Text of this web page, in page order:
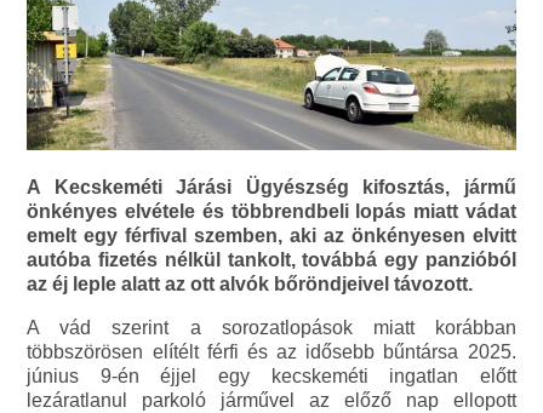
A Kecskeméti Járási Ügyészség kifosztás, jármű
önkényes elvétele és többrendbeli lopás miatt vádat
emelt egy férfival szemben, aki az önkényesen elvitt
autóba fizetés nélkül tankolt, továbbá egy panzióból
az éj leple alatt az ott alvók bőröndjeivel távozott.
A vád szerint a sorozatlopások miatt korábban
többszörösen elítélt férfi és az idősebb bűntársa 2025.
június 9-én éjjel egy kecskeméti ingatlan előtt
lezáratlanul parkoló járművel az előző nap ellopott